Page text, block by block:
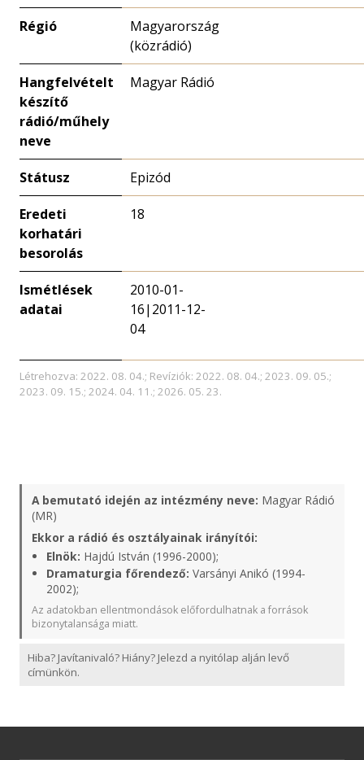
Régió
Magyarország
(közrádió)
Hangfelvételt
készítő
rádió/műhely
neve
Magyar Rádió
Státusz Epizód
Eredeti
korhatári
besorolás
18
Ismétlések
adatai
2010-01-
16|2011-12-
04
Létrehozva: 2022. 08. 04.; Revíziók: 2022. 08. 04.; 2023. 09. 05.;
2023. 09. 15.; 2024. 04. 11.; 2026. 05. 23.
A bemutató idején az intézmény neve: Magyar Rádió
(MR)
Ekkor a rádió és osztályainak irányítói:
Elnök: Hajdú István (1996-2000);
Dramaturgia főrendező: Varsányi Anikó (1994-
2002);
Az adatokban ellentmondások előfordulhatnak a források
bizonytalansága miatt.
Hiba? Javítanivaló? Hiány? Jelezd a nyitólap alján levő
címünkön.